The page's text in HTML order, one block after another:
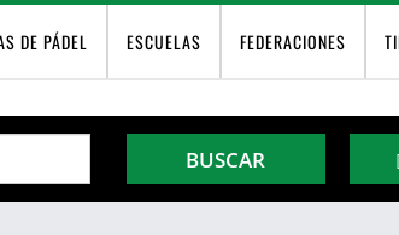
DE PÁDEL ESCUELAS FEDERACIONES
BUSCAR